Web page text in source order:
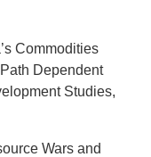
Commodities
Dependent
Studies,
Wars and